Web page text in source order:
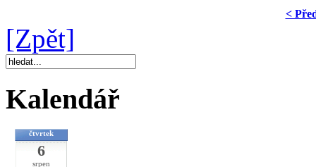
<
[Zpět]
Kalendář
čtvrtek
6
srpen